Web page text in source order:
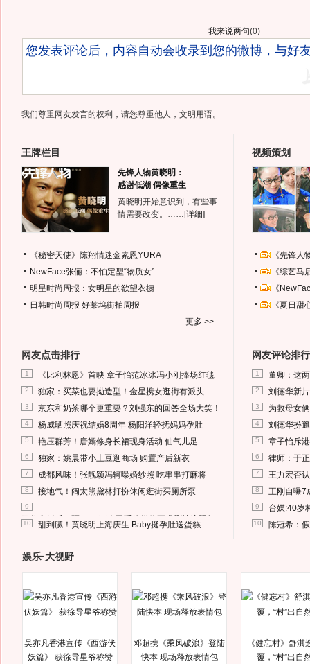
我来说两句(0)
我们尊重网友发言的权利，请您尊重他人，文明用语。
王牌栏目
先锋人物黄晓明：
感谢低潮 偶像重生
黄晓明开始意识到，有些事
情需要改变。…… [详细]
《秘密天使》陈翔情迷金素恩YURA
NewFace张俪：不怕定型“物质女”
明星时尚周报：女明星的欲望衣橱
日韩时尚周报 好莱坞街拍周报
更多 >>
视频策划
《先锋
《综艺
《
《夏日
网友点击排行
1 《比利林恩》首映 章子怡范冰冰冯小刚捧场红毯
2 独家：买菜也要拗造型！金星携女逛街有派头
3 京东和奶茶哪个更重要？刘强东的回答全场大笑！
4 杨威晒照庆祝结婚8周年 杨阳洋轻抚妈妈孕肚
5 艳压群芳！唐嫣修身长裙现身活动 仙气儿足
6 独家：姚晨带小土豆逛商场 购置产后新衣
7 成都风味！张靓颖冯轲曝婚纱照 吃串串打麻将
8 接地气！阔太熊黛林打扮休闲逛街买厕所泵
9
马蓉离婚后，砸1000万人民币给媒体要求删掉这照片
10 甜到腻！黄晓明上海庆生 Baby挺孕肚送蛋糕
网友评论排行
1 董卿：这
2 刘德华新
3 为救母女
4 刘德华扮
5 章子怡斥
6 律师：于
7 王力宏否
8 王刚自曝7
9 台媒:40岁
10 陈冠希：
娱乐·大视野
吴亦凡香港宣传《西游伏
妖篇》 获徐导星爷称赞
邓超携《乘风破浪》登陆
快本 现场释放表情包
《健忘村》舒淇
覆，“村”出自